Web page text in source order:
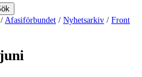
/Afasiförbundet / Nyhetsarkiv / Front